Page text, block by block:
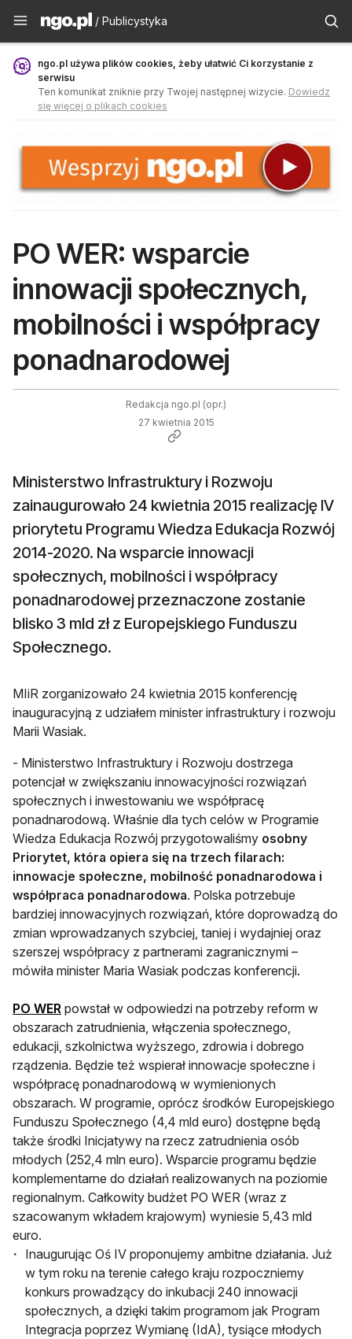
Publicystyka - ngo.pl
/ Publicystyka
ngo.pl używa plików cookies, żeby ułatwić Ci korzystanie z
serwisu
Ten komunikat zniknie przy Twojej następnej wizycie. Dowiedz
się więcej o plikach cookies
PO WER: wsparcie
innowacji społecznych,
mobilności i współpracy
ponadnarodowej
Redakcja ngo.pl (opr.)
27 kwietnia 2015
Ministerstwo Infrastruktury i Rozwoju
zainaugurowało 24 kwietnia 2015 realizację IV
priorytetu Programu Wiedza Edukacja Rozwój
2014-2020. Na wsparcie innowacji
społecznych, mobilności i współpracy
ponadnarodowej przeznaczone zostanie
blisko 3 mld zł z Europejskiego Funduszu
Społecznego.
MIiR zorganizowało 24 kwietnia 2015 konferencję
inauguracyjną z udziałem minister infrastruktury i rozwoju
Marii Wasiak.
- Ministerstwo Infrastruktury i Rozwoju dostrzega
potencjał w zwiększaniu innowacyjności rozwiązań
społecznych i inwestowaniu we współpracę
ponadnarodową. Właśnie dla tych celów w Programie
Wiedza Edukacja Rozwój przygotowaliśmy osobny
Priorytet, która opiera się na trzech filarach:
innowacje społeczne, mobilność ponadnarodowa i
współpraca ponadnarodowa. Polska potrzebuje
bardziej innowacyjnych rozwiązań, które doprowadzą do
zmian wprowadzanych szybciej, taniej i wydajniej oraz
szerszej współpracy z partnerami zagranicznymi –
mówiła minister Maria Wasiak podczas konferencji.
PO WER powstał w odpowiedzi na potrzeby reform w
obszarach zatrudnienia, włączenia społecznego,
edukacji, szkolnictwa wyższego, zdrowia i dobrego
rządzenia. Będzie też wspierał innowacje społeczne i
współpracę ponadnarodową w wymienionych
obszarach. W programie, oprócz środków Europejskiego
Funduszu Społecznego (4,4 mld euro) dostępne będą
także środki Inicjatywy na rzecz zatrudnienia osób
młodych (252,4 mln euro). Wsparcie programu będzie
komplementarne do działań realizowanych na poziomie
regionalnym. Całkowity budżet PO WER (wraz z
szacowanym wkładem krajowym) wyniesie 5,43 mld
euro.
Inaugurując Oś IV proponujemy ambitne działania. Już
w tym roku na terenie całego kraju rozpoczniemy
konkurs prowadzący do inkubacji 240 innowacji
społecznych, a dzięki takim programom jak Program
Integracja poprzez Wymianę (IdA), tysiące młodych